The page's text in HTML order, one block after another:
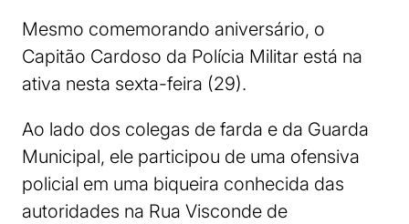
Mesmo comemorando aniversário, o
Capitão Cardoso da Polícia Militar está na
ativa nesta sexta-feira (29).
Ao lado dos colegas de farda e da Guarda
Municipal, ele participou de uma ofensiva
policial em uma biqueira conhecida das
autoridades na Rua Visconde de